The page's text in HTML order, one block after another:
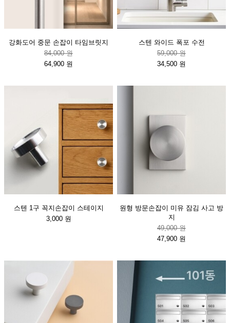
강화도어 중문 손잡이 타임브릿지
84,000 원
64,900 원
스텐 와이드 폭포 수전
59,000 원
34,500 원
스텐 1구 꼭지손잡이 스테이지
3,000 원
원형 방문손잡이 미유 잠김 사고 방
지
49,000 원
47,900 원